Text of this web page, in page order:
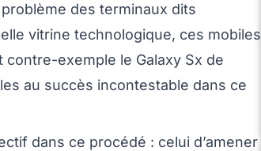
des terminaux dits
vitrine technologique, ces mobiles
exemple le Galaxy Sx de
au succès incontestable dans ce
dans ce procédé : celui d’amener